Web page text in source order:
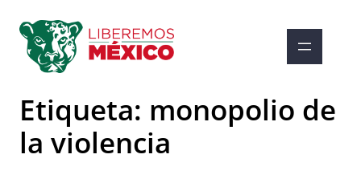
contenido
Etiqueta: monopolio de
la violencia